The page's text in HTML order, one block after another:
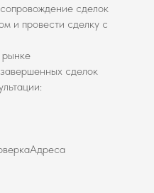
сделок
и провести сделку с
сделок